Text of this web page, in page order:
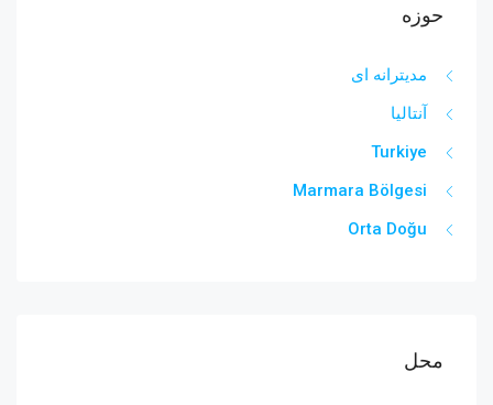
حوزه
مدیترانه ای
آنتالیا
Turkiye
Marmara Bölgesi
Orta Doğu
محل